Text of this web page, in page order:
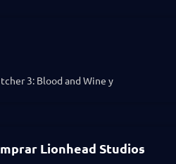
3: Blood and Wine y
Lionhead Studios